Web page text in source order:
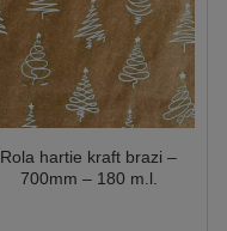
Rola hartie kraft brazi –
700mm – 180 m.l.